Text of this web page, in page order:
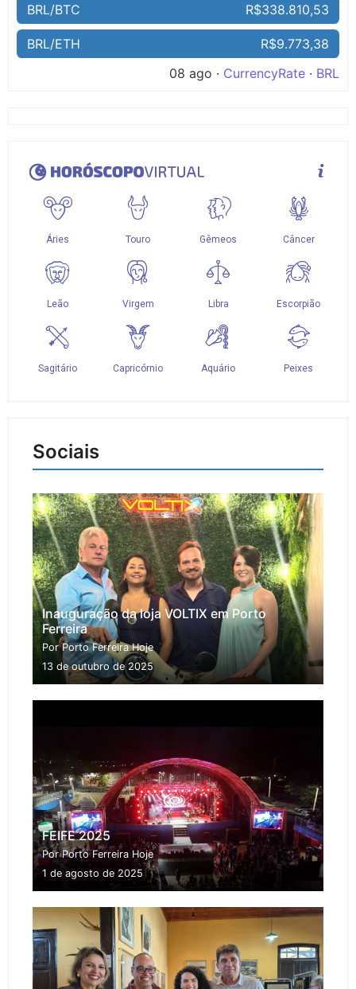
BRL/BTC R$338.810,53
BRL/ETH
R$9.773,38
08 ago · CurrencyRate · BRL
Sociais
Inauguração da loja VOLTIX em Porto
Ferreira
Por Porto Ferreira Hoje
13 de outubro de 2025
FEIFE 2025
Por Porto Ferreira Hoje
1 de agosto de 2025